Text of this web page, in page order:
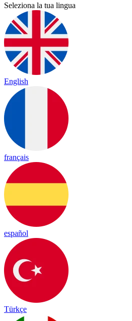
Seleziona la tua lingua
English
français
español
Türkçe